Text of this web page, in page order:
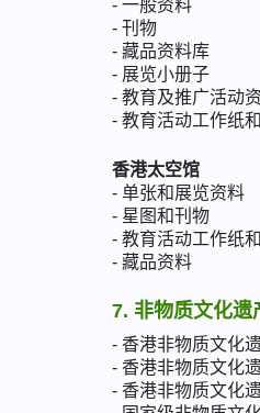
- 一般资料
- 刊物
- 藏品资料库
- 展览小册子
- 教育及推广活动
- 教育活动工作纸
香港太空馆
- 单张和展览资料
- 星图和刊物
- 教育活动工作纸
- 藏品资料
7. 非物质文化遗
- 香港非物质文化
- 香港非物质文化
- 香港非物质文化